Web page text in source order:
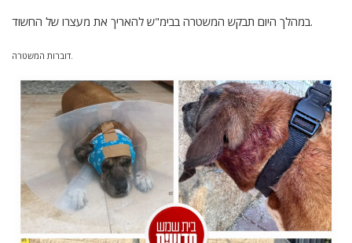
במהלך היום תבקש המשטרה בבימ"ש להאריך את מעצרו של החשוד.